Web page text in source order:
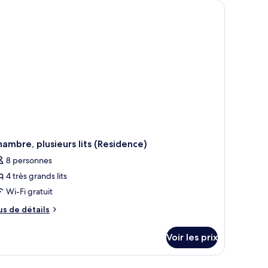
jardin extérieur.
fenêtre, d’un canapé confortable, d’un fauteuil et d’une table basse
plusieurs lits (Residence)
8 personnes
4 très grands lits
Wi-Fi gratuit
de détails
Voir les prix